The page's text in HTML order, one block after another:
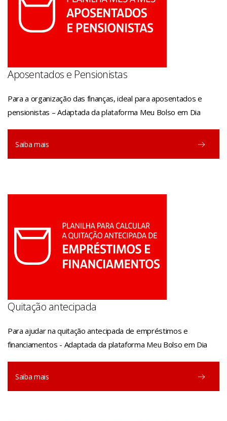
Aposentados e Pensionistas
Para a organização das finanças, ideal para aposentados e
pensionistas – Adaptada da plataforma Meu Bolso em Dia
Saiba mais
Quitação antecipada
Para ajudar na quitação antecipada de empréstimos e
financiamentos - Adaptada da plataforma Meu Bolso em Dia
Saiba mais